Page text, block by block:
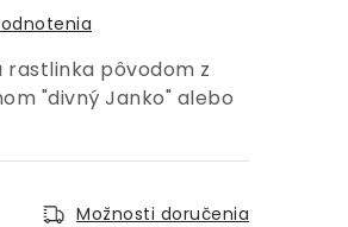
pôvodom z
"divný Janko" alebo
Možnosti doručenia